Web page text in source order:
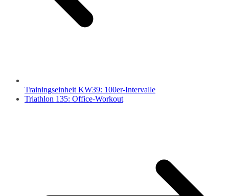
Trainingseinheit KW39: 100er-Intervalle
Triathlon 135: Office-Workout